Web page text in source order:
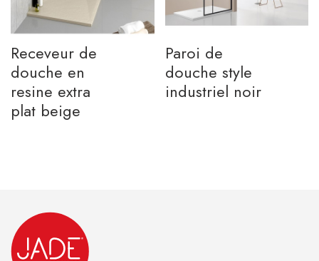
Receveur de
douche en
resine extra
plat beige
Paroi de
douche style
industriel noir